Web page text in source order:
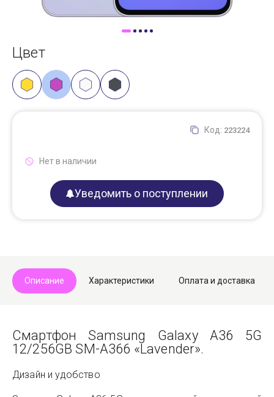
Цвет
Код: 223224
Нет в наличии
Уведомить о поступлении
Описание Характеристики Оплата и доставка
Смартфон Samsung Galaxy A36 5G
12/256GB SM-A366 «Lavender».
Дизайн и удобство